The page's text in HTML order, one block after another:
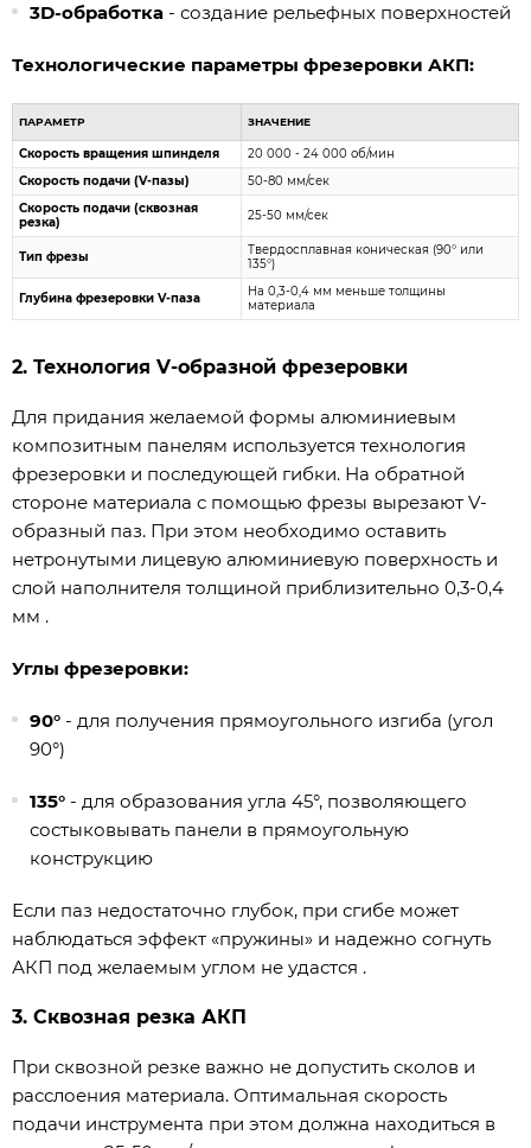
3D-обработка - создание рельефных поверхностей
Технологические параметры фрезеровки АКП:
ПАРАМЕТР ЗНАЧЕНИЕ
Скорость вращения шпинделя
20 000 - 24 000 об/мин
Скорость подачи (V-пазы)
50-80 мм/сек
Скорость подачи (сквозная
резка)
25-50 мм/сек
Тип фрезы
Твердосплавная коническая (90° или
135°)
Глубина фрезеровки V-паза
На 0,3-0,4 мм меньше толщины
материала
2. Технология V-образной фрезеровки
Для придания желаемой формы алюминиевым
композитным панелям используется технология
фрезеровки и последующей гибки. На обратной
стороне материала с помощью фрезы вырезают V-
образный паз. При этом необходимо оставить
нетронутыми лицевую алюминиевую поверхность и
слой наполнителя толщиной приблизительно 0,3-0,4
мм .
Углы фрезеровки:
90° - для получения прямоугольного изгиба (угол
90°)
135° - для образования угла 45°, позволяющего
состыковывать панели в прямоугольную
конструкцию
Если паз недостаточно глубок, при сгибе может
наблюдаться эффект «пружины» и надежно согнуть
АКП под желаемым углом не удастся .
3. Сквозная резка АКП
При сквозной резке важно не допустить сколов и
расслоения материала. Оптимальная скорость
подачи инструмента при этом должна находиться в